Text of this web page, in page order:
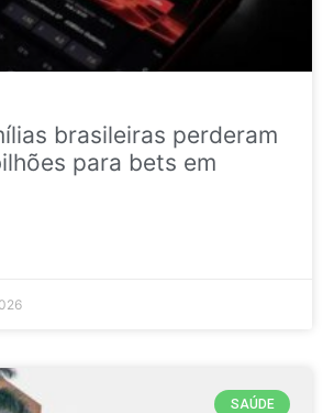
brasileiras perderam
para bets em
SAÚDE